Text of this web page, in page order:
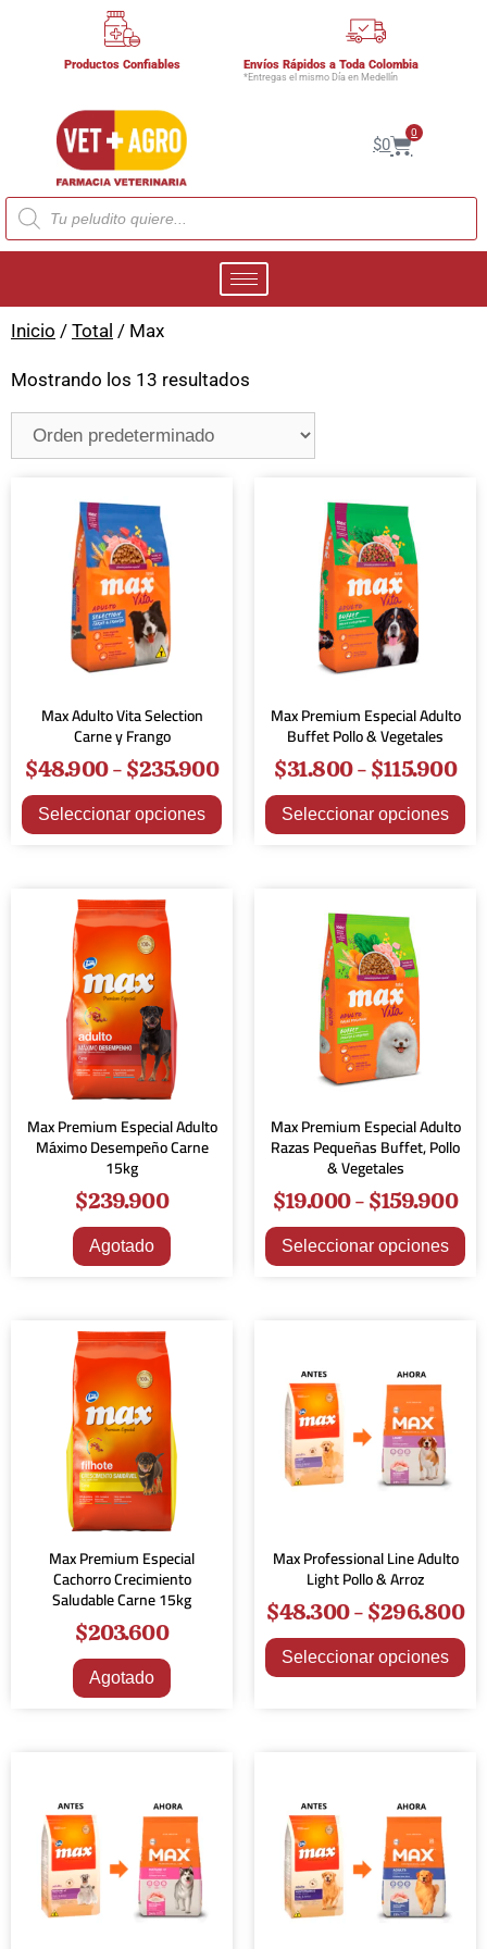
Productos Confiables Envíos Rápidos a Toda Colombia
*Entregas el mismo Día en Medellín
$0
0
Inicio / Total / Max
Mostrando los 13 resultados
Max Adulto Vita Selection
Carne y Frango
$48.900-$235.900
Seleccionar opciones
Max Premium Especial Adulto
Buffet Pollo & Vegetales
$31.800-$115.900
Seleccionar opciones
Max Premium Especial Adulto
Máximo Desempeño Carne
15kg
$239.900
Agotado
Max Premium Especial Adulto
Razas Pequeñas Buffet, Pollo
& Vegetales
$19.000-$159.900
Seleccionar opciones
Max Premium Especial
Cachorro Crecimiento
Saludable Carne 15kg
$203.600
Agotado
Max Professional Line Adulto
Light Pollo & Arroz
$48.300-$296.800
Seleccionar opciones